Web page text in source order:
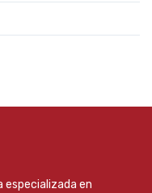
especializada en